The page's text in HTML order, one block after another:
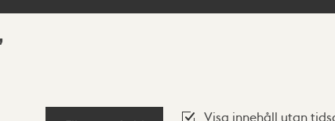
Visa innehåll utan